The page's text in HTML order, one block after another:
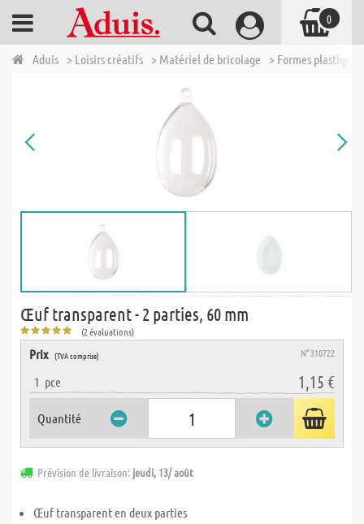
Aduis > Loisirs créatifs > Matériel de bricolage > Formes plastique
Œuf transparent - 2 parties, 60 mm
(2 évaluations)
Prix (TVA comprise) N° 310722
1 pce 1,15 €
Quantité
Prévision de livraison: jeudi, 13/ août
Œuf transparent en deux parties
0